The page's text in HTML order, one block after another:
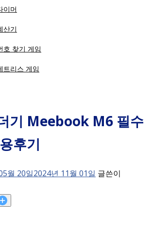
이머
산기
호 찾기 게임
트리스 게임
기 Meebook M6 필수
후기
월 20일2024년 11월 01일 글쓴이